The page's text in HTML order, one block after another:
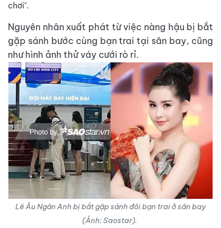
chơi".
Nguyên nhân xuất phát từ việc nàng hậu bị bắt
gặp sánh bước cùng bạn trai tại sân bay, cũng
như hình ảnh thử váy cưới rò rỉ.
Lê Âu Ngân Anh bị bắt gặp sánh đôi bạn trai ở sân bay
(Ảnh: Saostar).